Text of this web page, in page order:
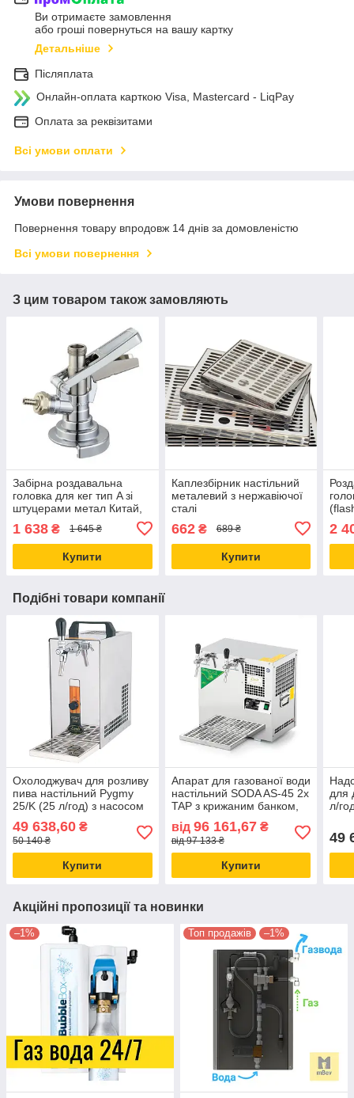
Ви отримаєте замовлення
або гроші повернуться на вашу картку
Детальніше
Післяплата
Онлайн-оплата карткою Visa, Mastercard - LiqPay
Оплата за реквізитами
Всі умови оплати
Умови повернення
Повернення товару впродовж 14 днів за домовленістю
Всі умови повернення
З цим товаром також замовляють
Забірна роздавальна
головка для кег тип A зі
штуцерами метал Китай,
для розливання газованих
напоїв
1 638 ₴ 1 645 ₴
Купити
Каплезбірник настільний
металевий з нержавіючої
сталі
662₴ 689 ₴
Купити
2
Подібні товари компанії
Охолоджувач для розливу
пива настільний Pygmy
25/K (25 л/год) з насосом
для кеги та пивним
краном Lindr Чехія
49 638,60 ₴
50 140 ₴
Купити
Апарат для газованої води
настільний SODA AS-45 2x
TAP з крижаним банком,
Lindr, Чехія
від 96 161,67₴
від 97 133 ₴
Купити
для
л/
49
Акційні пропозиції та новинки
–1% Топ продажів –1%